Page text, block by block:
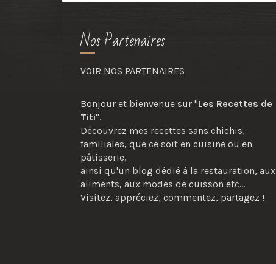
Nos Partenaires
VOIR NOS PARTENAIRES
Bonjour et bienvenue sur "Les Recettes de
Titi".
Découvrez mes recettes sans chichis,
familiales, que ce soit en cuisine ou en
pâtisserie,
ainsi qu'un blog dédié à la restauration, aux
aliments, aux modes de cuisson etc...
Visitez, appréciez, commentez, partagez !